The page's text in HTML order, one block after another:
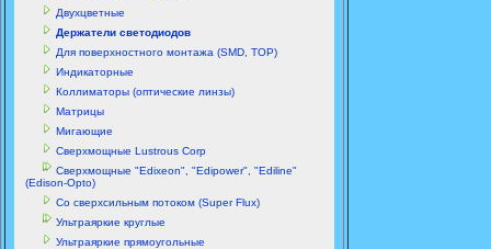
Двухцветные
Держатели светодиодов
Для поверхностного монтажа (SMD, TOP)
Индикаторные
Коллиматоры (оптические линзы)
Матрицы
Мигающие
Сверхмощные Lustrous Corp
Сверхмощные "Edixeon", "Edipower", "Ediline"
(Edison-Opto)
Со сверхсильным потоком (Super Flux)
Ультраяркие круглые
Ультраяркие прямоугольные